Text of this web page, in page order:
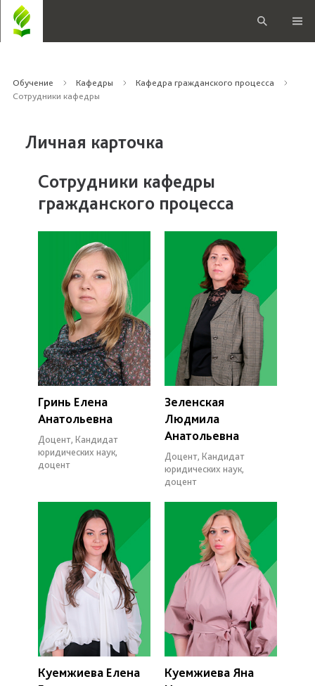
Обучение Кафедры
Кафедра гражданского процесса
Сотрудники кафедры
Личная карточка
Сотрудники кафедры
гражданского процесса
Гринь Елена
Анатольевна
Доцент, Кандидат
юридических наук,
доцент
Зеленская
Людмила
Анатольевна
Доцент, Кандидат
юридических наук,
доцент
Куемжиева Елена
Куемжиева Яна